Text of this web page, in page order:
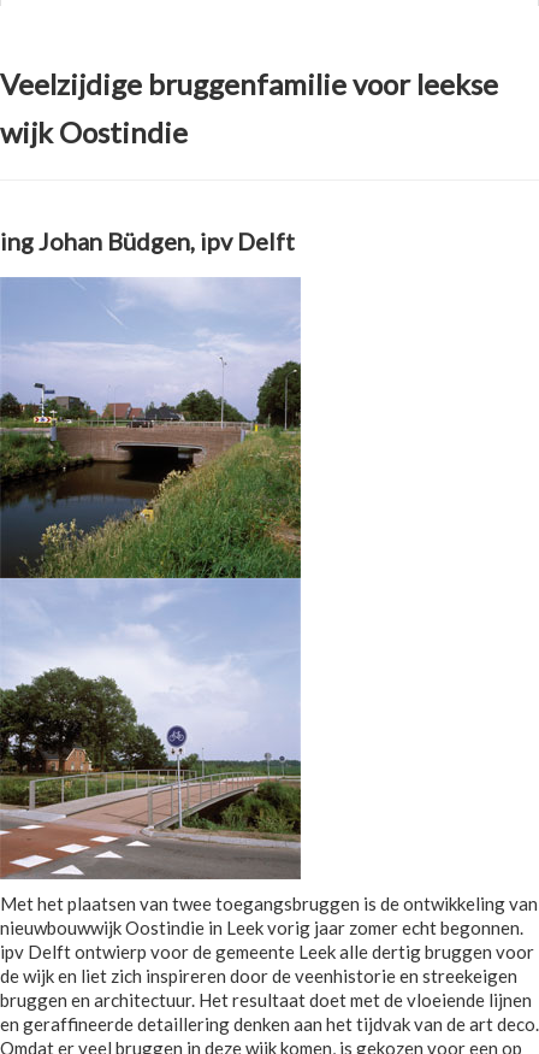
Veelzijdige bruggenfamilie voor leekse
wijk Oostindie
ing Johan Büdgen, ipv Delft
Met het plaatsen van twee toegangsbruggen is de ontwikkeling van
nieuwbouwwijk Oostindie in Leek vorig jaar zomer echt begonnen.
ipv Delft ontwierp voor de gemeente Leek alle dertig bruggen voor
de wijk en liet zich inspireren door de veenhistorie en streekeigen
bruggen en architectuur. Het resultaat doet met de vloeiende lijnen
en geraffineerde detaillering denken aan het tijdvak van de art deco.
Omdat er veel bruggen in deze wijk komen, is gekozen voor een op